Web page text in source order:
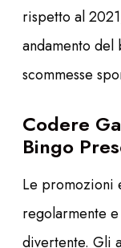
rispetto al
andamento del
scommesse
Codere
Bingo
Le promozioni
regolarmente
divertente. Gli